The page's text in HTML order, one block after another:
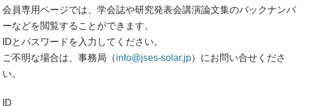
会員専用ページでは、学会誌や研究発表会講演論文集のバックナンバ
ーなどを閲覧することができます。
IDとパスワードを入力してください。
ご不明な場合は、事務局（info@jses-solar.jp）にお問い合せくださ
い。
ID